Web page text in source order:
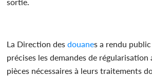
La Direction desdouanes a rendu
précises les demandes de régularisation
pièces nécessaires à leurs traitements